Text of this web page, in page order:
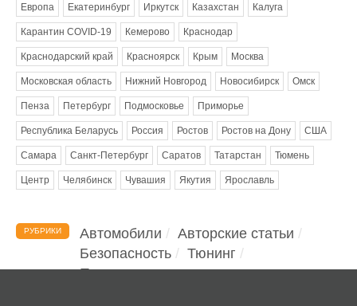
Европа Екатеринбург Иркутск Казахстан Калуга
Карантин COVID-19 Кемерово Краснодар
Краснодарский край Красноярск Крым Москва
Московская область Нижний Новгород Новосибирск Омск
Пенза Петербург Подмосковье Приморье
Республика Беларусь Россия Ростов Ростов на Дону США
Самара Санкт-Петербург Саратов Татарстан Тюмень
Центр Челябинск Чувашия Якутия Ярославль
РУБРИКИ Автомобили
Авторские статьи
Безопасность
Тюнинг
Помощь водителю